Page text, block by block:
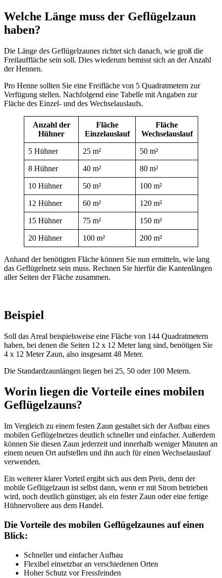
Welche Länge muss der Geflügelzaun
haben?
Die Länge des Geflügelzaunes richtet sich danach, wie groß die
Freilauffläche sein soll. Dies wiederum bemisst sich an der Anzahl
der Hennen.
Pro Henne sollten Sie eine Freifläche von 5 Quadratmetern zur
Verfügung stellen. Nachfolgend eine Tabelle mit Angaben zur
Fläche des Einzel- und des Wechselauslaufs.
Anzahl der
Hühner
Fläche
Einzelauslauf
Fläche
Wechselauslauf
5 Hühner 25 m² 50 m²
8 Hühner 40 m² 80 m²
10 Hühner 50 m² 100 m²
12 Hühner 60 m² 120 m²
15 Hühner 75 m² 150 m²
20 Hühner 100 m² 200 m²
Anhand der benötigten Fläche können Sie nun ermitteln, wie lang
das Geflügelnetz sein muss. Rechnen Sie hierfür die Kantenlängen
aller Seiten der Fläche zusammen.
Beispiel
Soll das Areal beispielsweise eine Fläche von 144 Quadratmetern
haben, bei denen die Seiten 12 x 12 Meter lang sind, benötigen Sie
4 x 12 Meter Zaun, also insgesamt 48 Meter.
Die Standardzaunlängen liegen bei 25, 50 oder 100 Metern.
Worin liegen die Vorteile eines mobilen
Geflügelzauns?
Im Vergleich zu einem festen Zaun gestaltet sich der Aufbau eines
mobilen Geflügelnetzes deutlich schneller und einfacher. Außerdem
können Sie diesen Zaun jederzeit und innerhalb weniger Minuten an
einem neuen Ort aufstellen und ihn auch für einen Wechselauslauf
verwenden.
Ein weiterer klarer Vorteil ergibt sich aus dem Preis, denn der
mobile Geflügelzaun ist selbst dann, wenn er mit Strom betrieben
wird, noch deutlich günstiger, als ein fester Zaun oder eine fertige
Hühnervoliere aus dem Handel.
Die Vorteile des mobilen Geflügelzaunes auf einen
Blick:
Schneller und einfacher Aufbau
Flexibel einsetzbar an verschiedenen Orten
Hoher Schutz vor Fressfeinden